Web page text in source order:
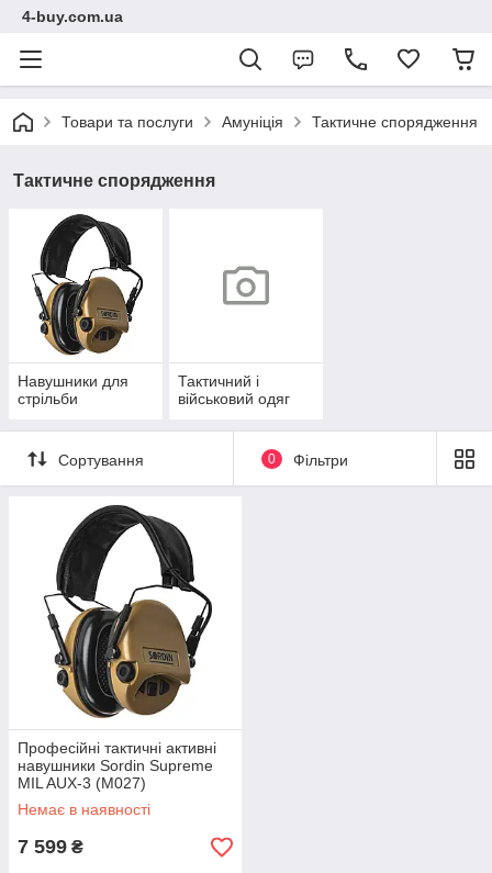
4-buy.com.ua
Товари та послуги Амуніція Тактичне спорядження
Тактичне спорядження
Навушники для
стрільби
Тактичний і
військовий одяг
Сортування 0 Фільтри
Професійні тактичні активні
навушники Sordin Supreme
MIL AUX-3 (M027)
Немає в наявності
7 599 ₴